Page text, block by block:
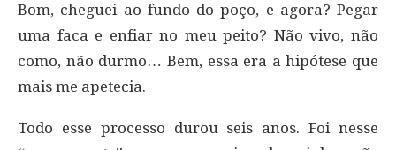
Bom, cheguei ao fundo do poço, e agora? Pegar
uma faca e enfiar no meu peito? Não vivo, não
como, não durmo… Bem, essa era a hipótese que
mais me apetecia.
Todo esse processo durou seis anos. Foi nesse